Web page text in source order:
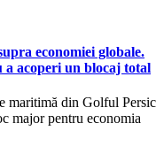
economiei globale.
a acoperi un blocaj total
maritimă din Golful Persic
major pentru economia